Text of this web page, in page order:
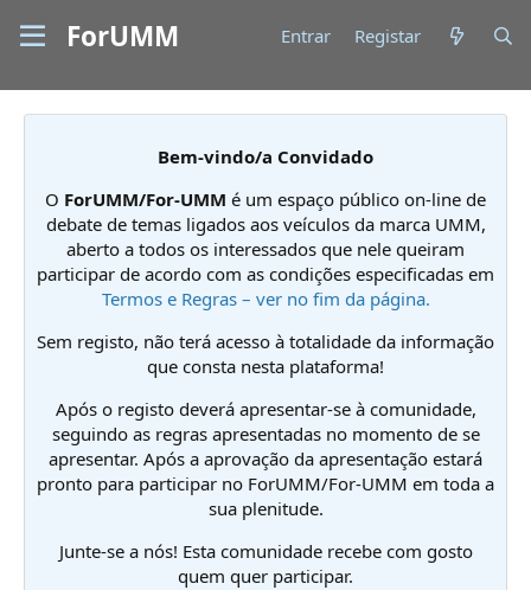
ForUMM Entrar Registar
Bem-vindo/a Convidado
O ForUMM/For-UMM é um espaço público on-line de
debate de temas ligados aos veículos da marca UMM,
aberto a todos os interessados que nele queiram
participar de acordo com as condições especificadas em
Termos e Regras – ver no fim da página.
Sem registo, não terá acesso à totalidade da informação
que consta nesta plataforma!
Após o registo deverá apresentar-se à comunidade,
seguindo as regras apresentadas no momento de se
apresentar. Após a aprovação da apresentação estará
pronto para participar no ForUMM/For-UMM em toda a
sua plenitude.
Junte-se a nós! Esta comunidade recebe com gosto
quem quer participar.